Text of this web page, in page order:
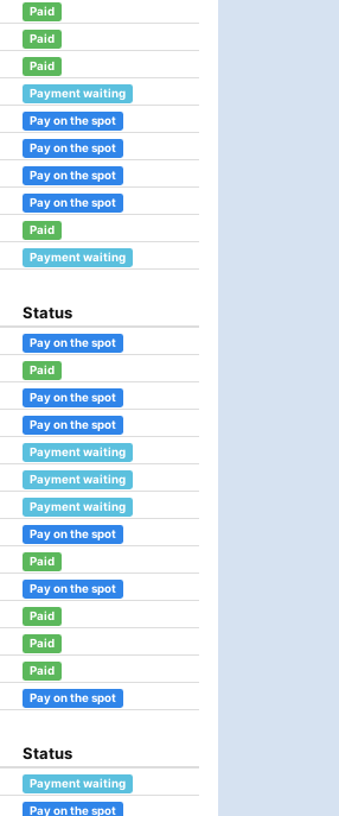
Paid
Paid
Paid
Payment waiting
Pay on the spot
Pay on the spot
Pay on the spot
Pay on the spot
Paid
Payment waiting
Status
Pay on the spot
Paid
Pay on the spot
Pay on the spot
Payment waiting
Payment waiting
Payment waiting
Pay on the spot
Paid
Pay on the spot
Paid
Paid
Paid
Pay on the spot
Status
Payment waiting
Pay on the spot